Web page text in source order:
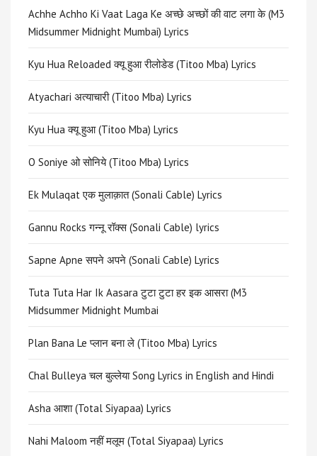
Achhe Achho Ki Vaat Laga Ke अच्छे अच्छों की वाट लगा के (M3
Midsummer Midnight Mumbai) Lyrics
Kyu Hua Reloaded क्यू हुआ रीलोडेड (Titoo Mba) Lyrics
Atyachari अत्याचारी (Titoo Mba) Lyrics
Kyu Hua क्यू हुआ (Titoo Mba) Lyrics
O Soniye ओ सोनिये (Titoo Mba) Lyrics
Ek Mulaqat एक मुलाक़ात (Sonali Cable) Lyrics
Gannu Rocks गन्नू रॉक्स (Sonali Cable) lyrics
Sapne Apne सपने अपने (Sonali Cable) Lyrics
Tuta Tuta Har Ik Aasara टुटा टुटा हर इक आसरा (M3
Midsummer Midnight Mumbai
Plan Bana Le प्लान बना ले (Titoo Mba) Lyrics
Chal Bulleya चल बुल्लेया Song Lyrics in English and Hindi
Asha आशा (Total Siyapaa) Lyrics
Nahi Maloom नहीं मलूम (Total Siyapaa) Lyrics